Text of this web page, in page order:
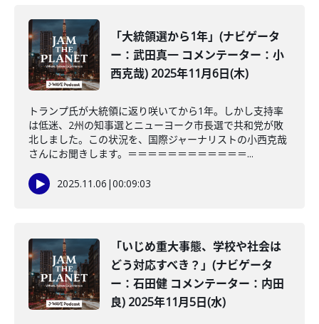
「大統領選から1年」(ナビゲータ
ー：武田真一 コメンテーター：小
西克哉) 2025年11月6日(木)
トランプ氏が大統領に返り咲いてから1年。しかし支持率
は低迷、2州の知事選とニューヨーク市長選で共和党が敗
北しました。この状況を、国際ジャーナリストの小西克哉
さんにお聞きします。＝＝＝＝＝＝＝＝＝＝＝＝...
2025.11.06 |00:09:03
「いじめ重大事態、学校や社会は
どう対応すべき？」(ナビゲータ
ー：石田健 コメンテーター：内田
良) 2025年11月5日(水)